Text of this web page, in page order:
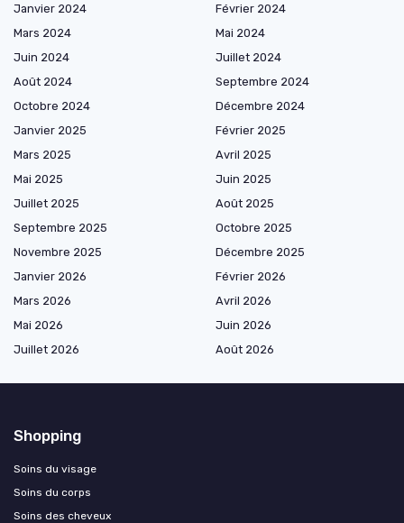
Janvier 2024
Février 2024
Mars 2024
Mai 2024
Juin 2024
Juillet 2024
Août 2024
Septembre 2024
Octobre 2024
Décembre 2024
Janvier 2025
Février 2025
Mars 2025
Avril 2025
Mai 2025
Juin 2025
Juillet 2025
Août 2025
Septembre 2025
Octobre 2025
Novembre 2025
Décembre 2025
Janvier 2026
Février 2026
Mars 2026
Avril 2026
Mai 2026
Juin 2026
Juillet 2026
Août 2026
Shopping
Soins du visage
Soins du corps
Soins des cheveux